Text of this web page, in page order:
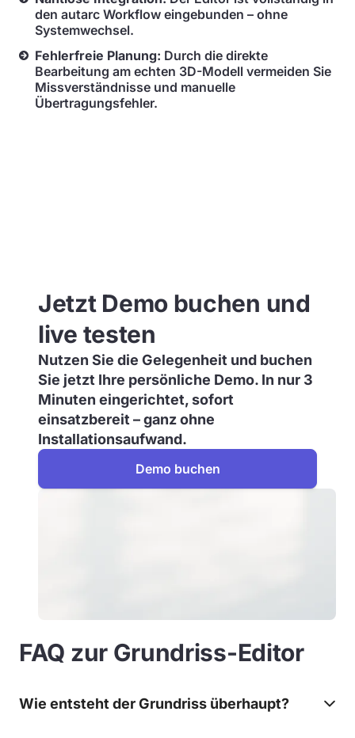
den autarc Workflow eingebunden – ohne
Systemwechsel.
Fehlerfreie Planung: Durch die direkte
Bearbeitung am echten 3D-Modell vermeiden Sie
Missverständnisse und manuelle
Übertragungsfehler.
Jetzt Demo buchen und
live testen
Nutzen Sie die Gelegenheit und buchen
Sie jetzt Ihre persönliche Demo. In nur 3
Minuten eingerichtet, sofort
einsatzbereit – ganz ohne
Installationsaufwand.
Demo buchen
FAQ zur Grundriss-Editor
Wie entsteht der Grundriss überhaupt?